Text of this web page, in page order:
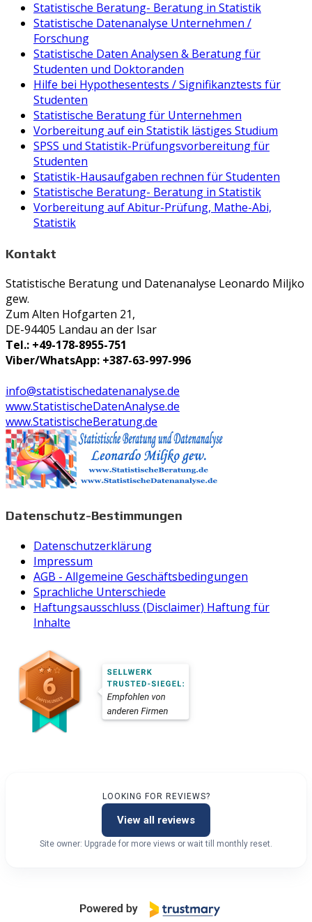
Statistische Beratung- Beratung in Statistik
Statistische Datenanalyse Unternehmen /
Forschung
Statistische Daten Analysen & Beratung für
Studenten und Doktoranden
Hilfe bei Hypothesentests / Signifikanztests für
Studenten
Statistische Beratung für Unternehmen
Vorbereitung auf ein Statistik lästiges Studium
SPSS und Statistik-Prüfungsvorbereitung für
Studenten
Statistik-Hausaufgaben rechnen für Studenten
Statistische Beratung- Beratung in Statistik
Vorbereitung auf Abitur-Prüfung, Mathe-Abi,
Statistik
Kontakt
Statistische Beratung und Datenanalyse Leonardo Miljko
gew.
Zum Alten Hofgarten 21,
DE-94405 Landau an der Isar
Tel.: +49-178-8955-751
Viber/WhatsApp: +387-63-997-996
info@statistischedatenanalyse.de
www.StatistischeDatenAnalyse.de
www.StatistischeBeratung.de
Datenschutz-Bestimmungen
Datenschutzerklärung
Impressum
AGB - Allgemeine Geschäftsbedingungen
Sprachliche Unterschiede
Haftungsausschluss (Disclaimer) Haftung für
Inhalte
LOOKING FOR REVIEWS?
View all reviews
Site owner: Upgrade for more views or wait till monthly reset.